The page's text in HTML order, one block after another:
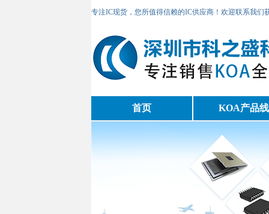
专注IC现货，您所值得信赖的IC供应商！欢迎联系我们
首页 KOA产品线